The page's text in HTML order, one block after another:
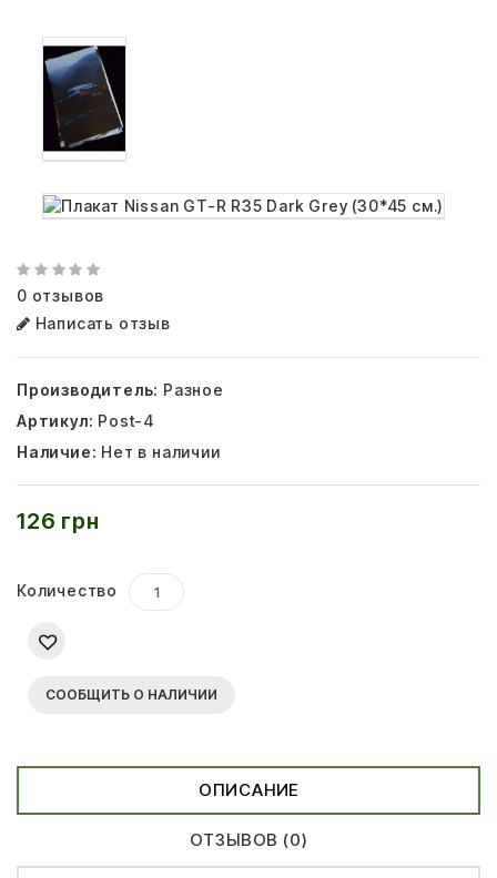
0 отзывов
Написать отзыв
Производитель: Разное
Артикул: Post-4
Наличие: Нет в наличии
126 грн
Количество
СООБЩИТЬ О НАЛИЧИИ
ОПИСАНИЕ
ОТЗЫВОВ (0)